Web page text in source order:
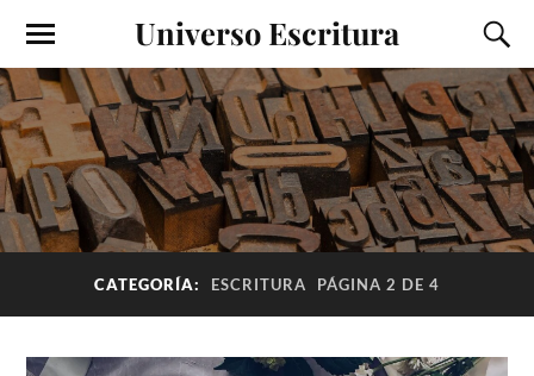
Universo Escritura
CATEGORÍA: ESCRITURA PÁGINA 2 DE 4